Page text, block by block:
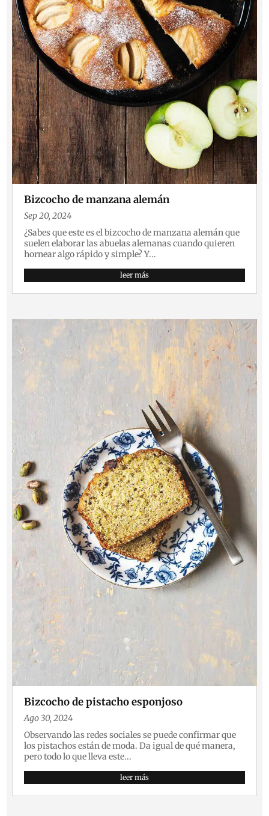
Bizcocho de manzana alemán
Sep 20, 2024
¿Sabes que este es el bizcocho de manzana alemán que
suelen elaborar las abuelas alemanas cuando quieren
hornear algo rápido y simple? Y...
leer más
Bizcocho de pistacho esponjoso
Ago 30, 2024
Observando las redes sociales se puede confirmar que
los pistachos están de moda. Da igual de qué manera,
pero todo lo que lleva este...
leer más